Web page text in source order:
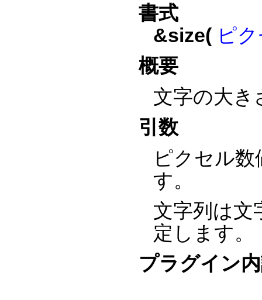
書式
&size( ピ
概要
文字の大き
引数
ピクセル
す。
文字列は文
定します。
プラグイン